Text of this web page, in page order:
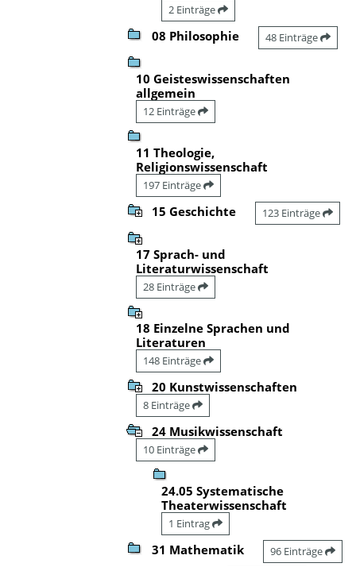
2 Einträge
08 Philosophie 48 Einträge
10 Geisteswissenschaften
allgemein
12 Einträge
11 Theologie,
Religionswissenschaft
197 Einträge
15 Geschichte 123 Einträge
17 Sprach- und
Literaturwissenschaft
28 Einträge
18 Einzelne Sprachen und
Literaturen
148 Einträge
20 Kunstwissenschaften
8 Einträge
24 Musikwissenschaft
10 Einträge
24.05 Systematische
Theaterwissenschaft
1 Eintrag
31 Mathematik 96 Einträge